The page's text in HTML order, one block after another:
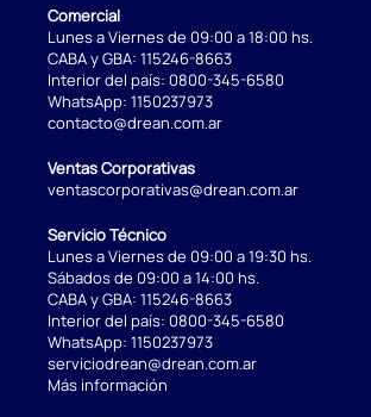
Comercial
Lunes a Viernes de 09:00 a 18:00 hs.
CABA y GBA: 115246-8663
Interior del país: 0800-345-6580
WhatsApp: 1150237973
contacto@drean.com.ar
Ventas Corporativas
ventascorporativas@drean.com.ar
Servicio Técnico
Lunes a Viernes de 09:00 a 19:30 hs.
Sábados de 09:00 a 14:00 hs.
CABA y GBA: 115246-8663
Interior del país: 0800-345-6580
WhatsApp: 1150237973
serviciodrean@drean.com.ar
Más información